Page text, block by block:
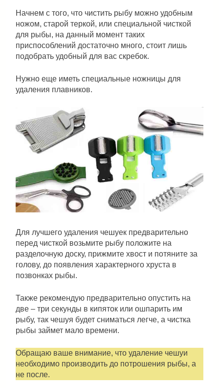
Начнем с того, что чистить рыбу можно удобным
ножом, старой теркой, или специальной чисткой
для рыбы, на данный момент таких
приспособлений достаточно много, стоит лишь
подобрать удобный для вас скребок.
Нужно еще иметь специальные ножницы для
удаления плавников.
Для лучшего удаления чешуек предварительно
перед чисткой возьмите рыбу положите на
разделочную доску, прижмите хвост и потяните за
голову, до появления характерного хруста в
позвонках рыбы.
Также рекомендую предварительно опустить на
две – три секунды в кипяток или ошпарить им
рыбу, так чешуя будет сниматься легче, а чистка
рыбы займет мало времени.
Обращаю ваше внимание, что удаление чешуи
необходимо производить до потрошения рыбы, а
не после.